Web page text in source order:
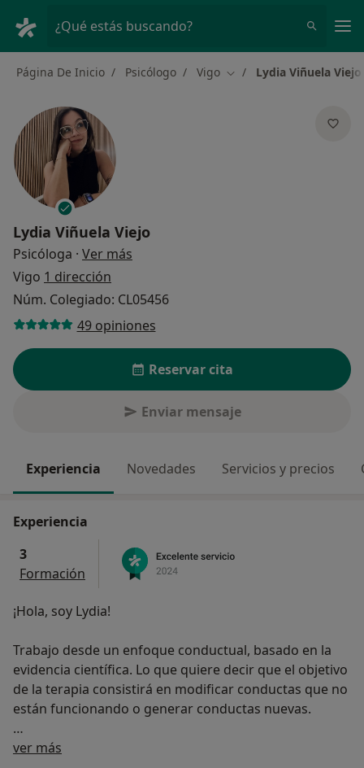
¿Qué estás buscando?
Página De Inicio Psicólogo Vigo Cambiar de ciudad
Lydia Viñuela Viejo
Lydia Viñuela Viejo
Psicóloga · Ver más
Vigo 1 dirección
Núm. Colegiado: CL05456
49 opiniones
Reservar cita
Enviar mensaje
Experiencia Novedades Servicios y precios
Experiencia
3
Formación
¡Hola, soy Lydia!
Trabajo desde un enfoque conductual, basado en la
evidencia científica. Lo que quiere decir que el objetivo
de la terapia consistirá en modificar conductas que no
están funcionando o generar conductas nuevas.
Mi manera de proceder es desde el análisis funcional.
ver más